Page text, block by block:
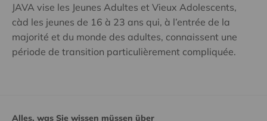
JAVA vise les Jeunes Adultes et Vieux Adolescents,
càd les jeunes de 16 à 23 ans qui, à l’entrée de la
majorité et du monde des adultes, connaissent une
période de transition particulièrement compliquée.
Alles, was Sie wissen müssen über